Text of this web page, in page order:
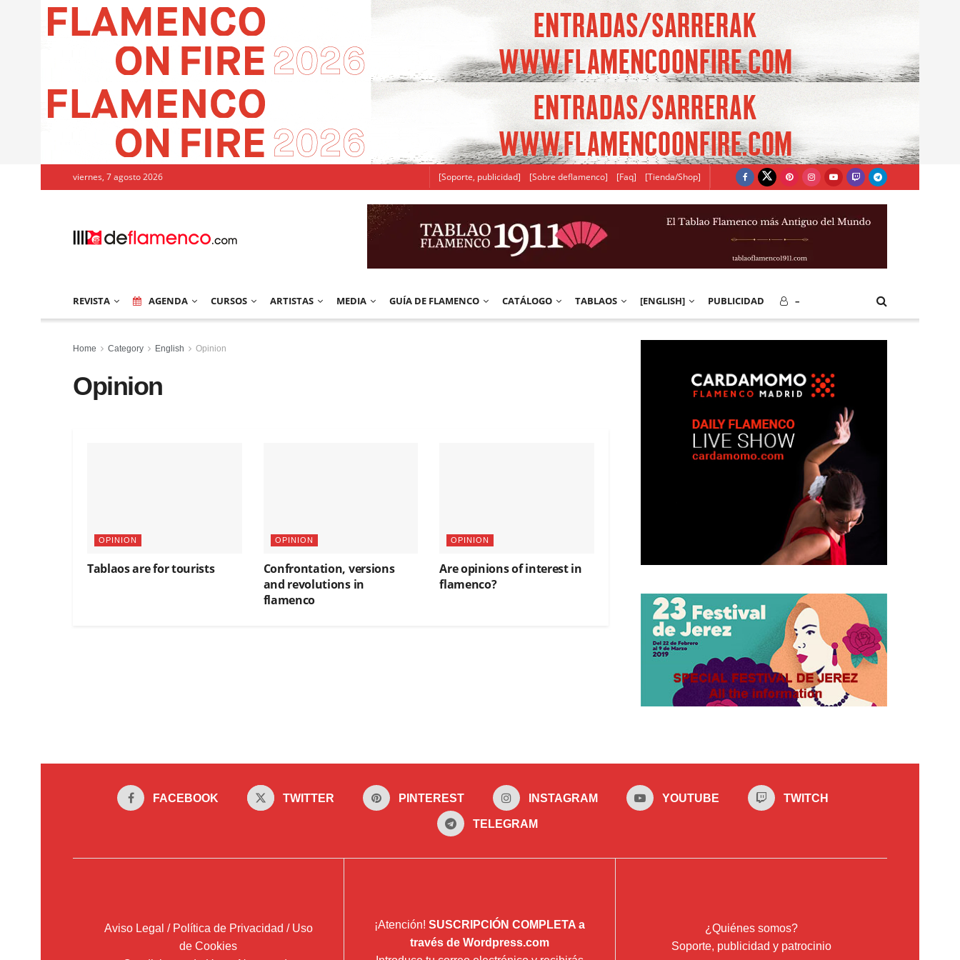
viernes, 7 agosto 2026 [Soporte, publicidad] [Sobre deflamenco] [Faq] [Tienda/Shop]
REVISTA AGENDA CURSOS ARTISTAS MEDIA GUÍA DE FLAMENCO CATÁLOGO TABLAOS [ENGLISH] PUBLICIDAD –
Home Category English Opinion
Opinion
OPINION
Tablaos are for tourists
OPINION
Confrontation, versions
and revolutions in
flamenco
OPINION
Are opinions of interest in
flamenco?
FACEBOOK TWITTER PINTEREST INSTAGRAM YOUTUBE TWITCH
TELEGRAM
Aviso Legal / Política de Privacidad / Uso
de Cookies
¡Atención! SUSCRIPCIÓN COMPLETA a
través de Wordpress.com
¿Quiénes somos?
Soporte, publicidad y patrocinio